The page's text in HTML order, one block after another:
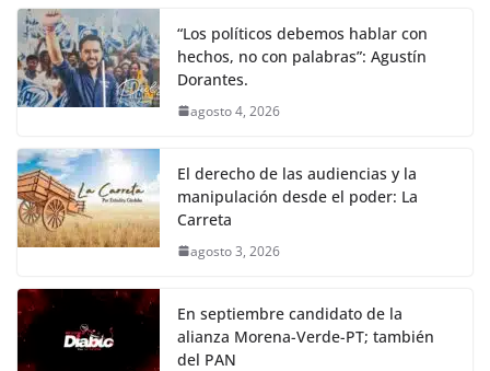
“Los políticos debemos hablar con
hechos, no con palabras”: Agustín
Dorantes.
agosto 4, 2026
El derecho de las audiencias y la
manipulación desde el poder: La
Carreta
agosto 3, 2026
En septiembre candidato de la
alianza Morena-Verde-PT; también
del PAN